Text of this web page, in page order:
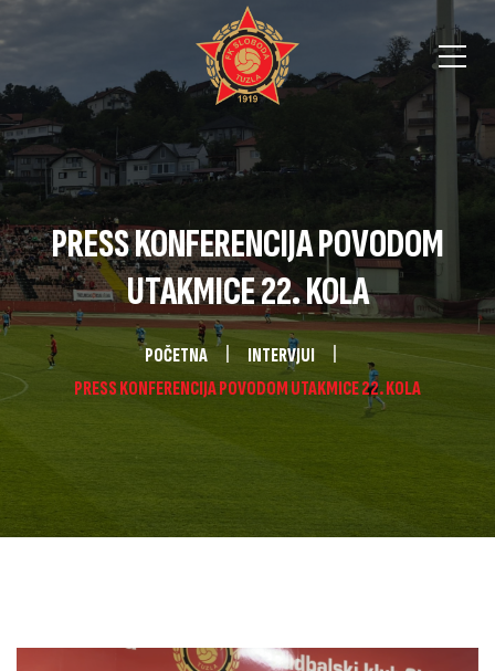
PRESS KONFERENCIJA POVODOM
UTAKMICE 22. KOLA
POČETNA
INTERVJUI
PRESS KONFERENCIJA POVODOM UTAKMICE 22. KOLA